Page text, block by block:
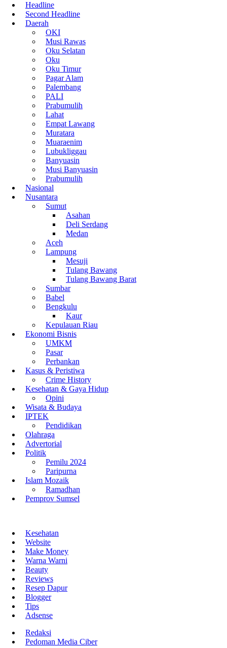
Headline
Second Headline
Daerah
OKI
Musi Rawas
Oku Selatan
Oku
Oku Timur
Pagar Alam
Palembang
PALI
Prabumulih
Lahat
Empat Lawang
Muratara
Muaraenim
Lubukliggau
Banyuasin
Musi Banyuasin
Prabumulih
Nasional
Nusantara
Sumut
Asahan
Deli Serdang
Medan
Aceh
Lampung
Mesuji
Tulang Bawang
Tulang Bawang Barat
Sumbar
Babel
Bengkulu
Kaur
Kepulauan Riau
Ekonomi Bisnis
UMKM
Pasar
Perbankan
Kasus & Peristiwa
Crime History
Kesehatan & Gaya Hidup
Opini
Wisata & Budaya
IPTEK
Pendidikan
Olahraga
Advertorial
Politik
Pemilu 2024
Paripurna
Islam Mozaik
Ramadhan
Pemprov Sumsel
Kesehatan
Website
Make Money
Warna Warni
Beauty
Reviews
Resep Dapur
Blogger
Tips
Adsense
Redaksi
Pedoman Media Ciber